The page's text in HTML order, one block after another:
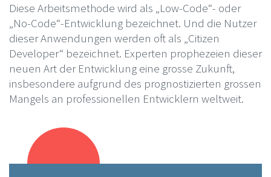
Diese Arbeitsmethode wird als „Low-Code“- oder
„No-Code“-Entwicklung bezeichnet. Und die Nutzer
dieser Anwendungen werden oft als „Citizen
Developer“ bezeichnet. Experten prophezeien dieser
neuen Art der Entwicklung eine grosse Zukunft,
insbesondere aufgrund des prognostizierten grossen
Mangels an professionellen Entwicklern weltweit.